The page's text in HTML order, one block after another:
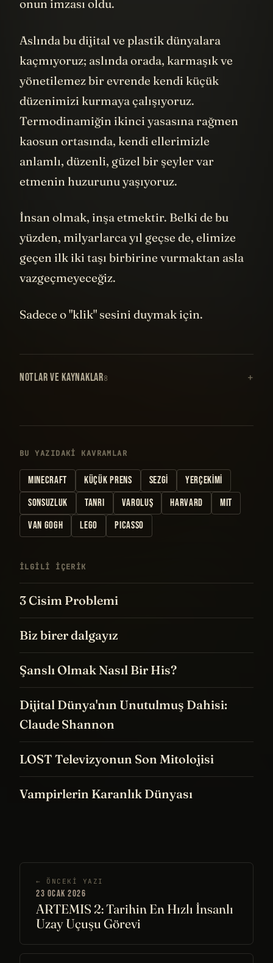
onun imzası oldu.
Aslında bu dijital ve plastik dünyalara
kaçmıyoruz; aslında orada, karmaşık ve
yönetilemez bir evrende kendi küçük
düzenimizi kurmaya çalışıyoruz.
Termodinamiğin ikinci yasasına rağmen
kaosun ortasında, kendi ellerimizle
anlamlı, düzenli, güzel bir şeyler var
etmenin huzurunu yaşıyoruz.
İnsan olmak, inşa etmektir. Belki de bu
yüzden, milyarlarca yıl geçse de, elimize
geçen ilk iki taşı birbirine vurmaktan asla
vazgeçmeyeceğiz.
Sadece o "klik" sesini duymak için.
NOTLAR VE KAYNAKLAR8
BU YAZIDAKI KAVRAMLAR
MINECRAFT KÜÇÜK PRENS SEZGI
YERÇEKIMI
SONSUZLUK
TANRI VAROLUŞ HARVARD
MIT
VAN GOGH
LEGO PICASSO
İLGILI IÇERIK
3 Cisim Problemi
Biz birer dalgayız
Şanslı Olmak Nasıl Bir His?
Dijital Dünya'nın Unutulmuş Dahisi:
Claude Shannon
LOST Televizyonun Son Mitolojisi
Vampirlerin Karanlık Dünyası
← ÖNCEKI YAZI
23 OCAK 2026
ARTEMIS 2: Tarihin En Hızlı İnsanlı
Uzay Uçuşu Görevi